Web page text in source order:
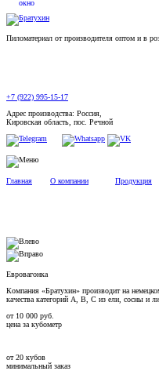
Пиломатериал от производителя оптом и в
+7 (922) 995-15-17
Адрес производства: Россия,
Кировская область, пос. Речной
Главная О компании Продукция
Евровагонка
Компания «Братухин» производит на
качества категорий А, В, С из ели, сосны и
от 10 000 руб.
цена за кубометр
от20 кубов
минимальный заказ